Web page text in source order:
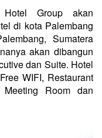
Group akan
di kota Palembang
Sumatera
akan dibangun
dan Suite. Hotel
WIFI, Restaurant
Room dan